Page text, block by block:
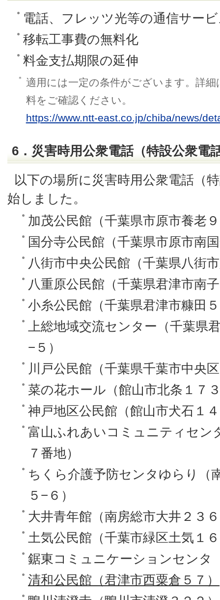
電話、フレッツ光等の通信サー
移転工事費の無料化
料金支払期限の延伸
＊
適用には一定の条件がございます。詳
料をご確認ください。
https://www.ntt-east.co.jp/chiba/news/
6．災害時用公衆電話（特設公衆電
以下の場所に災害時用公衆電話（
始しました。
加茂公民館（千葉県市原市養老
国分寺公民館（千葉県市原市南
八街市中央公民館（千葉県八街
八重原公民館（千葉県君津市南
小糸公民館（千葉県君津市糠田
上総地域交流センター（千葉県
−５）
川戸公民館（千葉県千葉市中央
菜の花ホール（館山市北条１７
神戸地区公民館（館山市犬石１
富山ふれあいコミュニティセン
７番地）
ちくら介護予防センタゆらり（
５−６）
大井青年館（南房総市大井２３
土気公民館（千葉市緑区土気１
鋸東コミュニケーションセンタ
清和公民館（君津市西粟倉５７）